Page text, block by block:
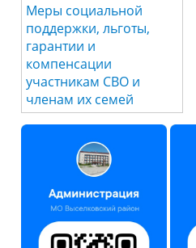
Меры социальной
поддержки, льготы,
гарантии и
компенсации
участникам СВО и
членам их семей